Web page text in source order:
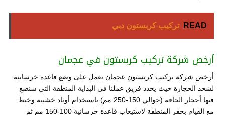
READ تركيب كربستون دبي
أرخص شركة تركيب كربستون في عجمان
أرخص شركة تركيب كربستون عجمان تعمل على وضع قاعدة خرسانية
لشحذ الحجارة حيث يحدد فريق عملنا في البداية المنطقة التي سنضع
فيها أحجار الحافة (حوالي 150-250 مم) باستخدام أوتاد خشبية وخيط
مع القيام بحفر المنطقة لاستيعاب قاعدة خرسانية 100-150 مم ثم